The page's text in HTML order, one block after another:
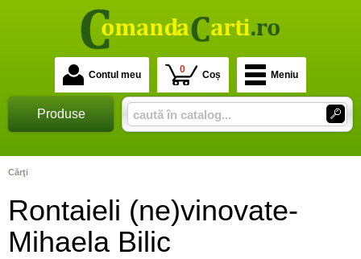
Contul meu 0 Coș Meniu
Produse
Cărţi
Rontaieli (ne)vinovate-
Mihaela Bilic